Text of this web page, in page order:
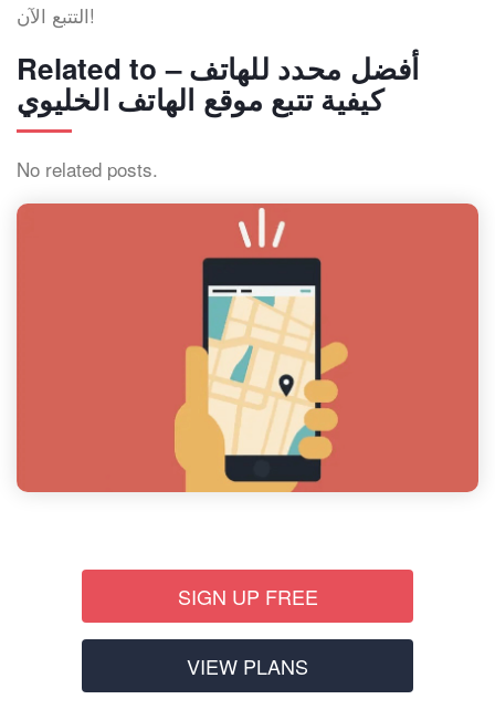
التتبع الآن!
Related to أفضل محدد للهاتف –
كيفية تتبع موقع الهاتف الخليوي
No related posts.
SIGN UP FREE
VIEW PLANS